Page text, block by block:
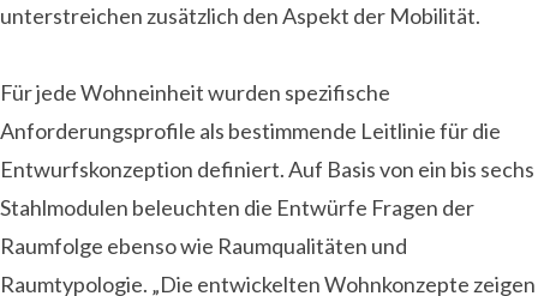
unterstreichen zusätzlich den Aspekt der Mobilität.
Für jede Wohneinheit wurden spezifische
Anforderungsprofile als bestimmende Leitlinie für die
Entwurfskonzeption definiert. Auf Basis von ein bis sechs
Stahlmodulen beleuchten die Entwürfe Fragen der
Raumfolge ebenso wie Raumqualitäten und
Raumtypologie. „Die entwickelten Wohnkonzepte zeigen